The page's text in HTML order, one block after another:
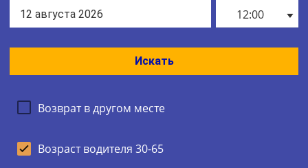
12:00
Искать
Возврат в другом месте
Возраст водителя 30-65